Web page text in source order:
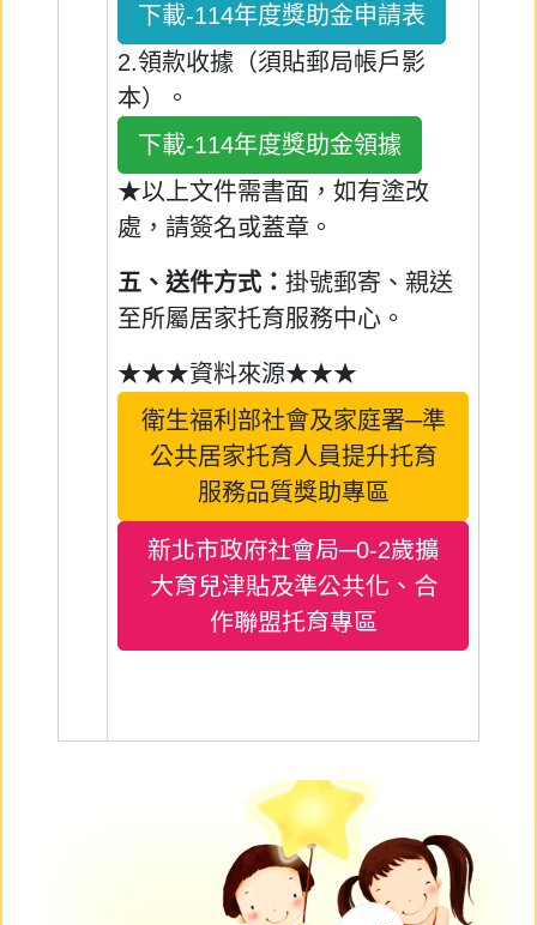
下載-114年度獎助金申請表
2.領款收據（須貼郵局帳戶影
本）。
下載-114年度獎助金領據
★以上文件需書面，如有塗改
處，請簽名或蓋章。
五、送件方式： 掛號郵寄、親送
至所屬居家托育服務中心。
★★★資料來源★★★
衛生福利部社會及家庭署─準
公共居家托育人員提升托育
服務品質獎助專區
新北市政府社會局─0-2歲擴
大育兒津貼及準公共化、合
作聯盟托育專區